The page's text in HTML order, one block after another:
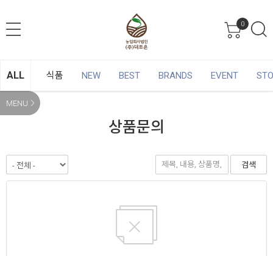
0
ALL 식품 NEW BEST BRANDS EVENT
MENU
상품문의
검색